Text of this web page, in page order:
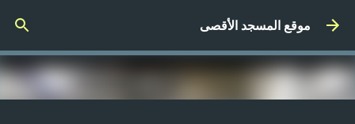
التخطي إلى المحتوى الرئيسيموقع المسجد الأقصى